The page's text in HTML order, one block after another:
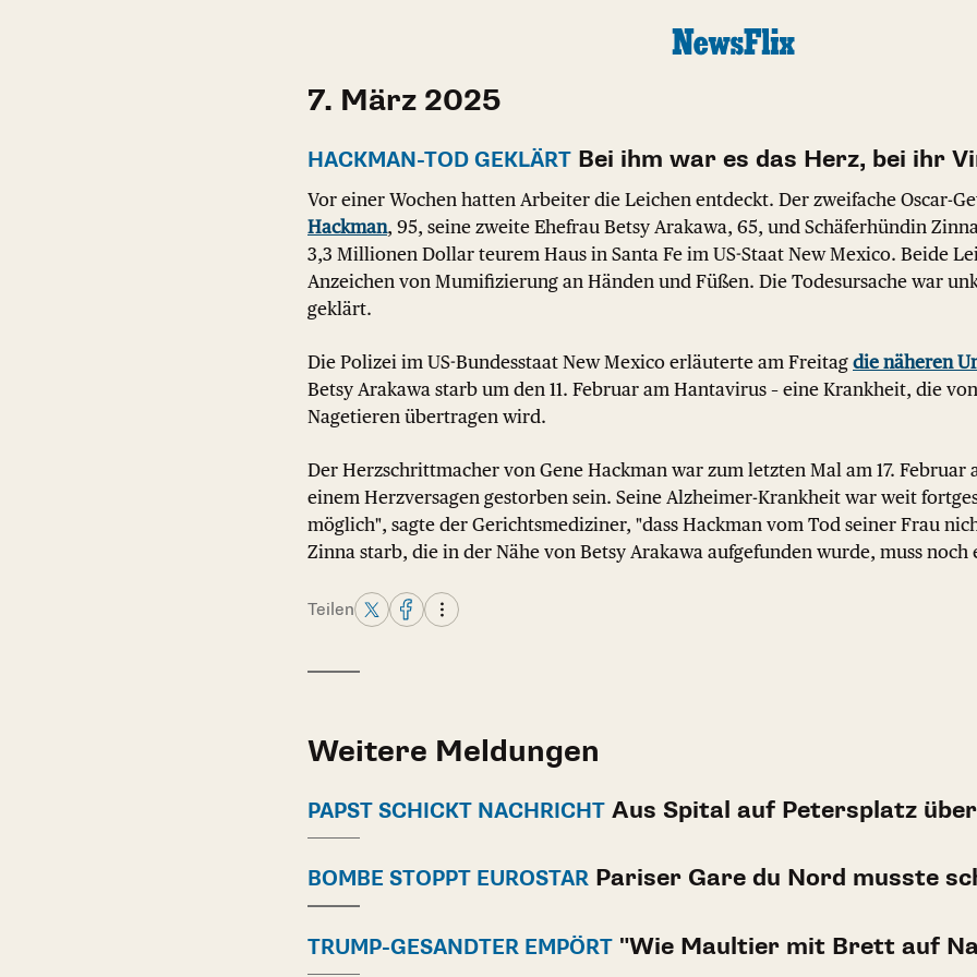
7. März 2025
HACKMAN-TOD GEKLÄRT Bei ihm war es das Herz, bei ihr
Vor einer Wochen hatten Arbeiter die Leichen entdeckt. Der zweifache Oscar-
Hackman, 95, seine zweite Ehefrau Betsy Arakawa, 65, und Schäferhündin
3,3 Millionen Dollar teurem Haus in Santa Fe im US-Staat New Mexico. Beide
Anzeichen von Mumifizierung an Händen und Füßen. Die Todesursache war
geklärt.
Die Polizei im US-Bundesstaat New Mexico erläuterte am Freitag die näheren
Betsy Arakawa starb um den 11. Februar am Hantavirus – eine Krankheit, die
Nagetieren übertragen wird.
Der Herzschrittmacher von Gene Hackman war zum letzten Mal am 17. Februar
einem Herzversagen gestorben sein. Seine Alzheimer-Krankheit war weit
möglich", sagte der Gerichtsmediziner, "dass Hackman vom Tod seiner Frau
Zinna starb, die in der Nähe von Betsy Arakawa aufgefunden wurde, muss
Teilen
Weitere Meldungen
PAPST SCHICKT NACHRICHT Aus Spital auf Petersplatz
BOMBE STOPPT EUROSTAR Pariser Gare du Nord musste
TRUMP-GESANDTER EMPÖRT "Wie Maultier mit Brett auf